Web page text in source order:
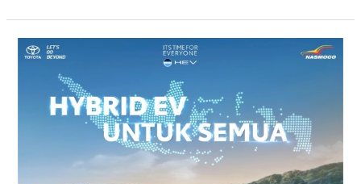
GRATIS!
Toyota